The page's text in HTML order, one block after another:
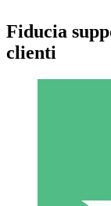
Fiducia
clienti